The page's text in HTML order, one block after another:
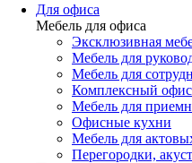
Для офиса
Мебель для офиса
Эксклюзивная
Мебель для
Мебель для
Комплексный офис
Мебель для
Офисные кухни
Мебель для
Перегородки,